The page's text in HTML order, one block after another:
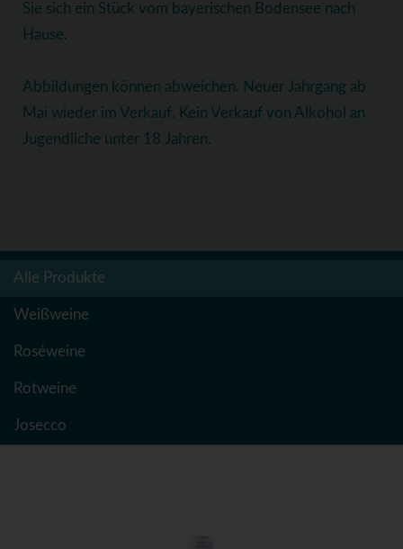
Sie sich ein Stück vom bayerischen Bodensee nach
Hause.
Abbildungen können abweichen. Neuer Jahrgang ab
Mai wieder im Verkauf. Kein Verkauf von Alkohol an
Jugendliche unter 18 Jahren.
Alle Produkte
Weißweine
Roséweine
Rotweine
Josecco